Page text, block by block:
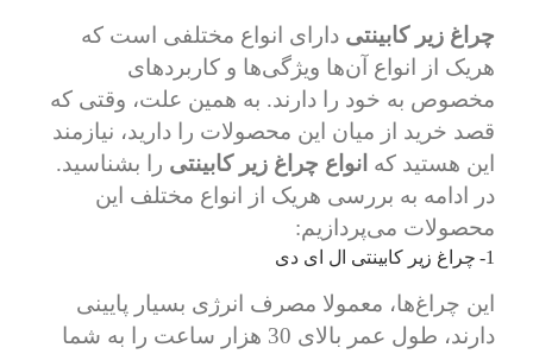
چراغ زیر کابینتی دارای انواع مختلفی است که
هریک از انواع آن‌ها ویژگی‌ها و کاربردهای
مخصوص به خود را دارند. به همین علت، وقتی که
قصد خرید از میان این محصولات را دارید، نیازمند
این هستید که انواع چراغ زیر کابینتی را بشناسید.
در ادامه به بررسی هریک از انواع مختلف این
محصولات می‌پردازیم:
1- چراغ زیر کابینتی ال ای دی
این چراغ‌ها، معمولا مصرف انرژی بسیار پایینی
دارند، طول عمر بالای 30 هزار ساعت را به شما